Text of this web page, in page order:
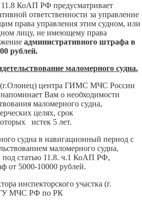
11.8 КоАП РФ предусматривает
ответственности за управление
права управления этим судном, или
лицу, не имеющему права
административного штрафа в
рублей.
маломерного судна.
(г.Олонец) центра ГИМС МЧС России
Вам о необходимости
маломерного судна,
целях, срок
истек 5 лет.
судна в навигационный период с
маломерного судна,
под статью 11.8. ч.1 КоАП РФ,
от 5000-10000 рублей.
инспекторского участка (г.
МЧС РФ по РК